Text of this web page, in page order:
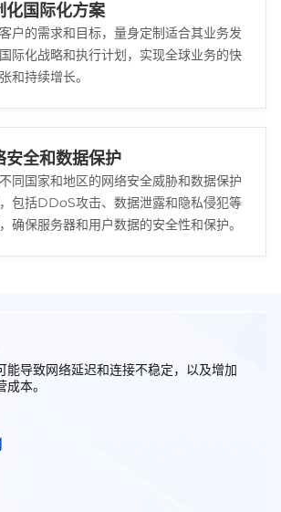
化国际化方案
户的需求和目标，量身定制适合其业务发
际化战略和执行计划，实现全球业务的快
和持续增长。
安全和数据保护
同国家和地区的网络安全威胁和数据保护
包括DDoS攻击、数据泄露和隐私侵犯等
确保服务器和用户数据的安全性和保护。
能导致网络延迟和连接不稳定，以及增加
本。